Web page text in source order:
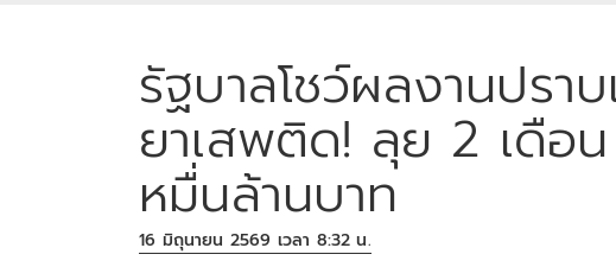
รัฐบาลโชว์ผลงานปรา
ยาเสพติด! ลุย 2 เดือ
หมื่นล้านบาท
16 มิถุนายน 2569 เวลา 8:32 น.